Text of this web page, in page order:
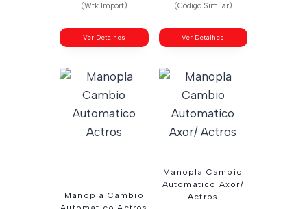
(Wtk Import)
Ver Detalhes
(Código Similar)
Ver Detalhes
Manopla Cambio
Manopla Cambio
Automatico Axor/
Actros